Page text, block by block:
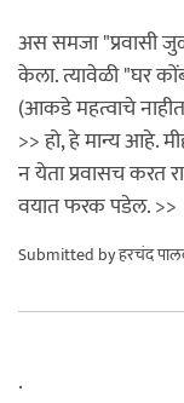
अस समजा "प्रवासी
केला. त्यावेळी "घर
(आकडे महत्वाचे
>> हो, हे मान्य आहे.
न येता प्रवासच करत
वयात फरक पडेल. >>
Submitted byहरचंद
.